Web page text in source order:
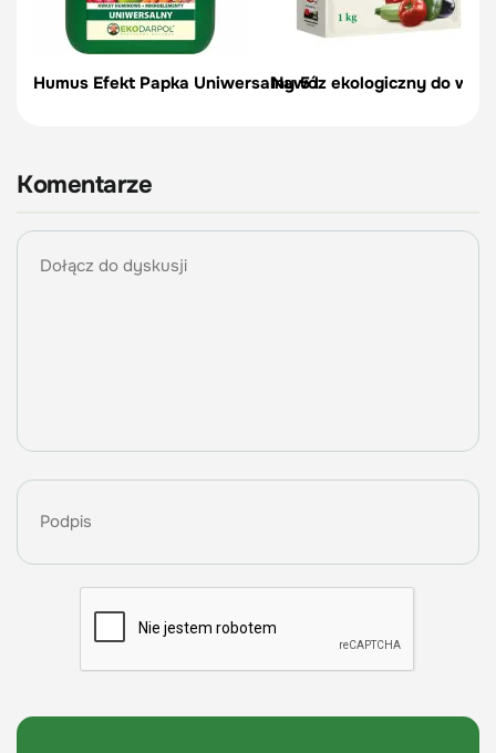
Humus Efekt Papka Uniwersalny 5 lNawóz ekologiczny do
Komentarze